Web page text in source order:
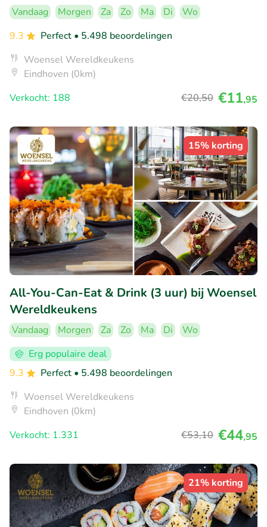
Vandaag Morgen Za Zo Ma Di
Wo
9.3
Perfect • 5.498 beoordelingen
Woensel Wereldkeukens
Eindhoven (0km)
Verkocht: 188
€20,50 €11,95
15% korting
All-You-Can-Eat & Drink (3 uur) bij Woensel
Wereldkeukens
Vandaag Morgen Za Zo Ma Di
Wo
Erg populaire deal
9.3
Perfect • 5.498 beoordelingen
Woensel Wereldkeukens
Eindhoven (0km)
Verkocht: 1.331
€53,10 €44,95
21% korting